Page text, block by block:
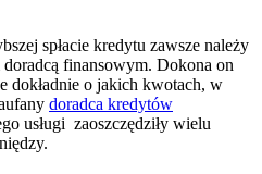
spłacie kredytu zawsze należy
finansowym. Dokona on
dokładnie o jakich kwotach, w
doradca kredytów
usługi zaoszczędziły wielu